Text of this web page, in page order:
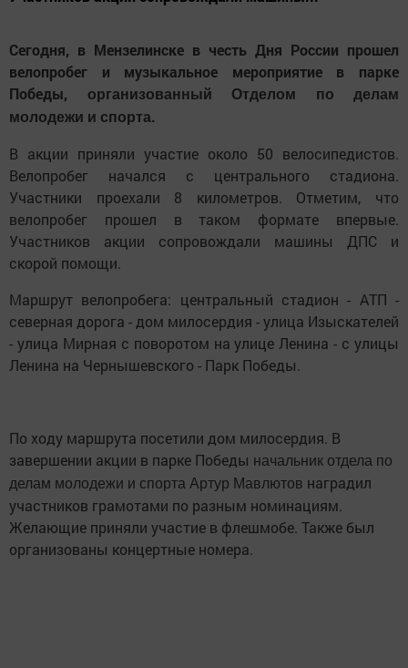
Сегодня, в Мензелинске в честь Дня России прошел
велопробег и музыкальное мероприятие в парке
Победы,
организованный Отделом по делам
молодежи и спорта.
В акции приняли участие около 50 велосипедистов.
Велопробег начался с центрального стадиона.
Участники проехали 8 километров. Отметим, что
велопробег прошел в таком формате впервые.
Участников акции сопровождали машины ДПС и
скорой помощи.
Маршрут велопробега: центральный стадион - АТП -
северная дорога - дом милосердия - улица Изыскателей
- улица Мирная с поворотом на улице Ленина - с улицы
Ленина на Чернышевского - Парк Победы.
По ходу маршрута посетили дом милосердия. В
завершении акции в парке Победы начальник отдела по
делам молодежи и спорта Артур Мавлютов наградил
участников грамотами по разным номинациям.
Желающие приняли участие в флешмобе. Также был
организованы концертные номера.